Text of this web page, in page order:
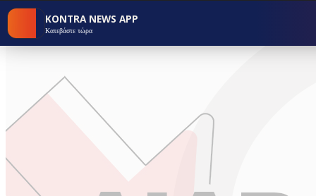
KONTRA NEWS APP
Κατεβάστε τώρα